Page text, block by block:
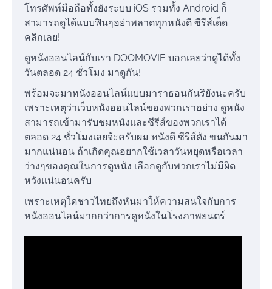
โทรศัพท์มือถือทั้งยังระบบ iOS รวมทั้ง Android ก็
สามารถดูได้แบบฟินๆอย่าพลาดทุกหนังดี ซีรีส์เด็ด
คลิกเลย!
ดูหนังออนไลน์กับเรา DOOMOVIE บอกเลยว่าดูได้ทั้ง
วันตลอด 24 ชั่วโมง มาดูกัน!
พร้อมจะมาหนังออนไลน์แบบมาราธอนกันรึยังนะครับ
เพราะเหตุว่าเว็บหนังออนไลน์ของพวกเราอย่าง ดูหนัง
สามารถเข้ามารับชมหนังและซีรีส์ของพวกเราได้
ตลอด 24 ชั่วโมงเลยจ้ะครับผม หนังดี ซีรีส์ดัง ขนกันมา
มากแน่นอน ถ้าเกิดคุณอยากใช้เวลาวันหยุดหรือเวลา
ว่างๆของคุณในการดูหนัง เลือกดูกับพวกเราไม่มีผิด
หวังแน่นอนครับ
เพราะเหตุใดชาวไทยถึงหันมาให้ความสนใจกับการ
หนังออนไลน์มากกว่าการดูหนังในโรงภาพยนตร์